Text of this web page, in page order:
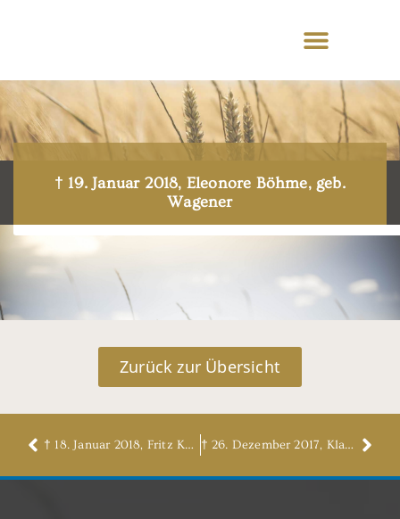
† 19. Januar 2018, Eleonore Böhme, geb.
Wagener
Zurück zur Übersicht
† 18. Januar 2018, Fritz Kaminski † 26. Dezember 2017, Klaus Kunter